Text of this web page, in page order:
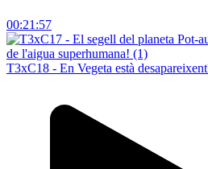
00:21:57
T3xC18 - En Vegeta està